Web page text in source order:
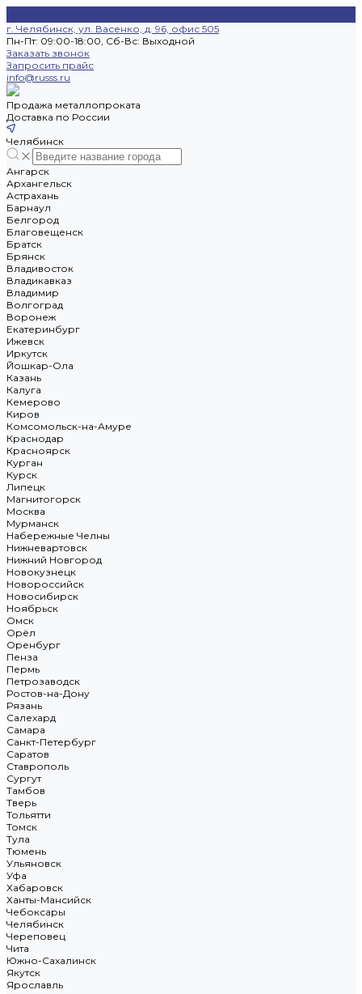
г. Челябинск, ул. Васенко, д. 96, офис 505
Пн-Пт: 09:00-18:00, Cб-Вс: Выходной
Заказать звонок
Запросить прайс
info@russs.ru
Продажа металлопроката
Доставка по России
Челябинск
Ангарск
Архангельск
Астрахань
Барнаул
Белгород
Благовещенск
Братск
Брянск
Владивосток
Владикавказ
Владимир
Волгоград
Воронеж
Екатеринбург
Ижевск
Иркутск
Йошкар-Ола
Казань
Калуга
Кемерово
Киров
Комсомольск-на-Амуре
Краснодар
Красноярск
Курган
Курск
Липецк
Магнитогорск
Москва
Мурманск
Набережные Челны
Нижневартовск
Нижний Новгород
Новокузнецк
Новороссийск
Новосибирск
Ноябрьск
Омск
Орёл
Оренбург
Пенза
Пермь
Петрозаводск
Ростов-на-Дону
Рязань
Салехард
Самара
Санкт-Петербург
Саратов
Ставрополь
Сургут
Тамбов
Тверь
Тольятти
Томск
Тула
Тюмень
Ульяновск
Уфа
Хабаровск
Ханты-Мансийск
Чебоксары
Челябинск
Череповец
Чита
Южно-Сахалинск
Якутск
Ярославль